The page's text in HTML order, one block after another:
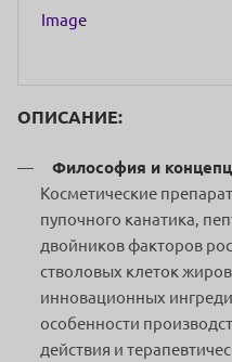
Image
ОПИСАНИЕ:
Философия и
Косметические
пупочного канатика,
двойников факторов
стволовых клеток
инновационных
особенности
действия и